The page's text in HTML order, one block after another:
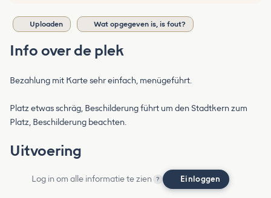
Uploaden Wat opgegeven is, is fout?
Info over de plek
Bezahlung mit Karte sehr einfach, menügeführt.
Platz etwas schräg, Beschilderung führt um den Stadtkern zum
Platz, Beschilderung beachten.
Uitvoering
Log in om alle informatie te zien ? Einloggen